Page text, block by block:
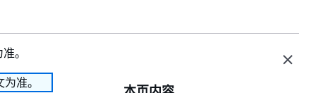
。
准。